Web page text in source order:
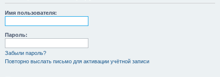
с
Имя пользователя:
Пароль:
Забыли пароль?
Повторно выслать письмо для активации учётной записи